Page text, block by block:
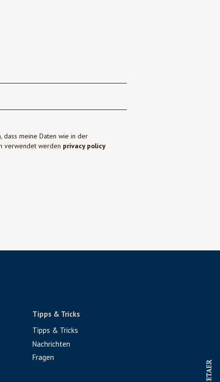
dass meine Daten wie in der
verwendet werden privacy policy
Tipps & Tricks
Tipps & Tricks
Nachrichten
Fragen